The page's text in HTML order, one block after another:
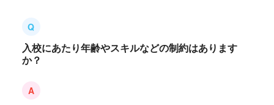
入校にあたり年齢やスキルなどの制約はあります
か？